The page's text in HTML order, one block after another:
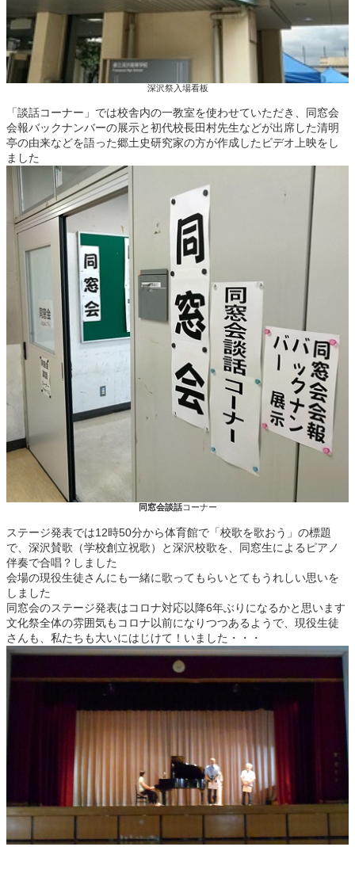
深沢祭入場看板
「談話コーナー」では校舎内の一教室を使わせていただき、同窓会
会報バックナンバーの展示と初代校長田村先生などが出席した清明
亭の由来などを語った郷土史研究家の方が作成したビデオ上映をし
ました
同窓会談話コーナー
ステージ発表では12時50分から体育館で「校歌を歌おう」の標題
で、深沢賛歌（学校創立祝歌）と深沢校歌を、同窓生によるピアノ
伴奏で合唱？しました
会場の現役生徒さんにも一緒に歌ってもらいとてもうれしい思いを
しました
同窓会のステージ発表はコロナ対応以降6年ぶりになるかと思います
文化祭全体の雰囲気もコロナ以前になりつつあるようで、現役生徒
さんも、私たちも大いにはじけて！いました・・・